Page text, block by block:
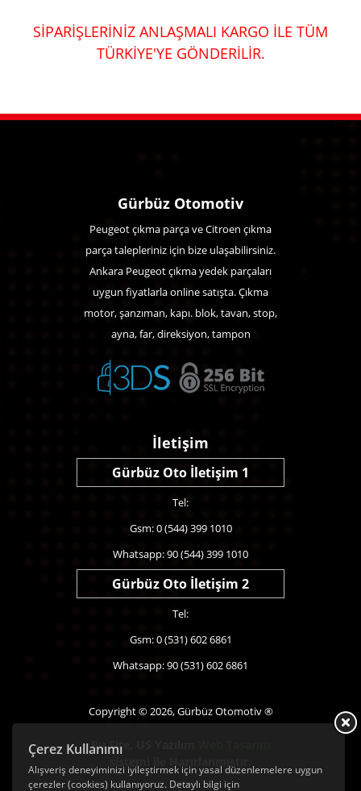
SİPARİŞLERİNİZ ANLAŞMALI KARGO İLE TÜM
TÜRKİYE'YE GÖNDERİLİR.
Çerez Kullanımı
Alışveriş deneyiminizi iyileştirmek için yasal düzenlemelere uygun
çerezler (cookies) kullanıyoruz. Detaylı bilgi için
Gürbüz Otomotiv
Peugeot çıkma parça ve Citroen çıkma
parça talepleriniz için bize ulaşabilirsiniz.
Ankara Peugeot çıkma yedek parçaları
uygun fiyatlarla online satışta. Çıkma
motor, şanzıman, kapı. blok, tavan, stop,
ayna, far, direksiyon, tampon
İletişim
Gürbüz Oto İletişim 1
Tel:
Gsm: 0 (544) 399 1010
Whatsapp: 90 (544) 399 1010
Gürbüz Oto İletişim 2
Tel:
Gsm: 0 (531) 602 6861
Whatsapp: 90 (531) 602 6861
Copyright © 2026, Gürbüz Otomotiv ®
Bu Site,